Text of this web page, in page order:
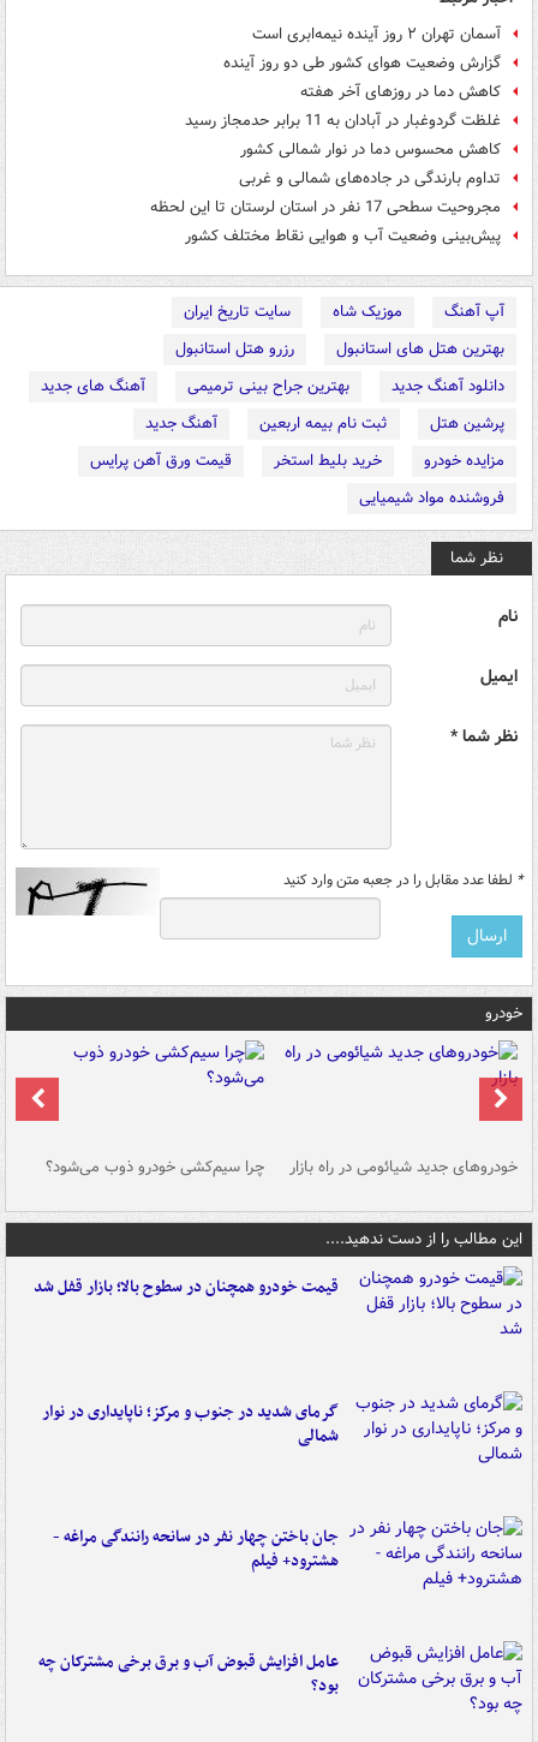
آسمان تهران ۲ روز آینده نیمه‌ابری است
گزارش وضعیت هوای کشور طی دو روز آینده
کاهش دما در روزهای آخر هفته
غلظت گردوغبار در آبادان به 11 برابر حدمجاز رسید
کاهش محسوس دما در نوار شمالی کشور
تداوم بارندگی در جاده‌های شمالی و غربی
مجروحیت سطحی 17 نفر در استان لرستان تا این لحظه
پیش‌بینی وضعیت آب و هوایی نقاط مختلف کشور
آپ آهنگ موزیک شاه
سایت تاریخ ایران
بهترین هتل های استانبول
رزرو هتل استانبول
دانلود آهنگ جدید
بهترین جراح بینی ترمیمی
آهنگ های جدید
پرشین هتل
ثبت نام بیمه اربعین
آهنگ جدید
مزایده خودرو
خرید بلیط استخر
قیمت ورق آهن پرایس
فروشنده مواد شیمیایی
نظر شما
نام
ایمیل
نظر شما *
* لطفا عدد مقابل را در جعبه متن وارد کنید
خودرو
خودروهای جدید شیائومی در راه بازار چرا سیم‌کشی خودرو ذوب می‌شود؟
این مطالب را از دست ندهید....
قیمت خودرو همچنان در سطوح بالا؛ بازار قفل شد
گرمای شدید در جنوب و مرکز؛ ناپایداری در نوار
شمالی
جان باختن چهار نفر در سانحه رانندگی مراغه -
هشترود+ فیلم
عامل افزایش قبوض آب و برق برخی مشترکان چه
بود؟